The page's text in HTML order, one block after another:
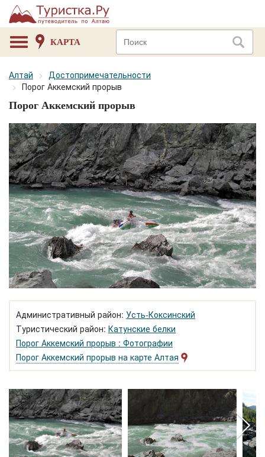
КАРТА
Алтай
Достопримечательности
Порог Аккемский прорыв
Порог Аккемский прорыв
Административный район: Усть-Коксинский
Туристический район: Катунские белки
Порог Аккемский прорыв : Фотографии
Порог Аккемский прорыв на карте Алтая